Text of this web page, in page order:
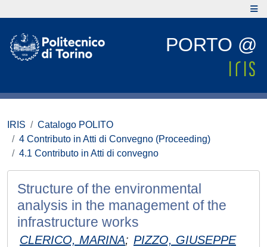
PORTO @
IRIS
Catalogo POLITO
4 Contributo in Atti di Convegno (Proceeding)
4.1 Contributo in Atti di convegno
Structure of the environmental
analysis in the management of the
infrastructure works
CLERICO, MARINA; PIZZO, GIUSEPPE